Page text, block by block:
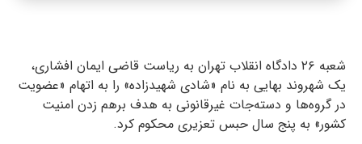
شعبه ۲۶ دادگاه انقلاب تهران به ریاست قاضی ایمان افشاری،
یک شهروند بهایی به نام «شادی شهیدزاده» را به اتهام «عضویت
در گروه‌ها و دسته‌جات غیرقانونی به هدف برهم زدن امنیت
کشور» به پنج سال حبس تعزیری محکوم کرد.